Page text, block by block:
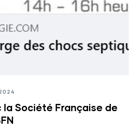
la Société Française de